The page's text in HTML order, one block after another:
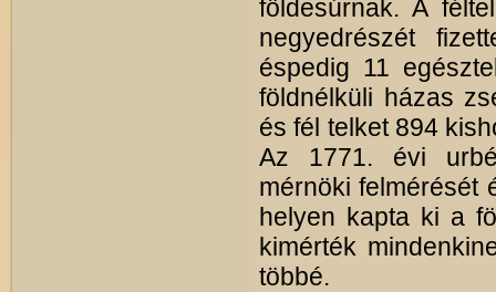
földesúrnak. A
negyedrészét
éspedig 11
földnélküli házas
és fél telket 894
Az 1771. évi
mérnöki felmérését
helyen kapta ki a
kimérték
többé.